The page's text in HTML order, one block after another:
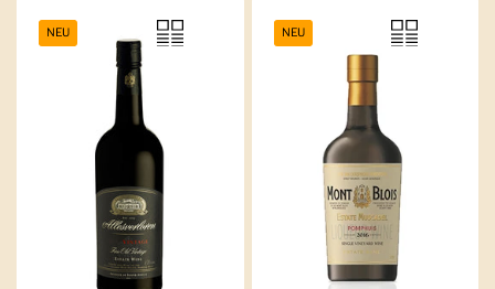
NEU NEU